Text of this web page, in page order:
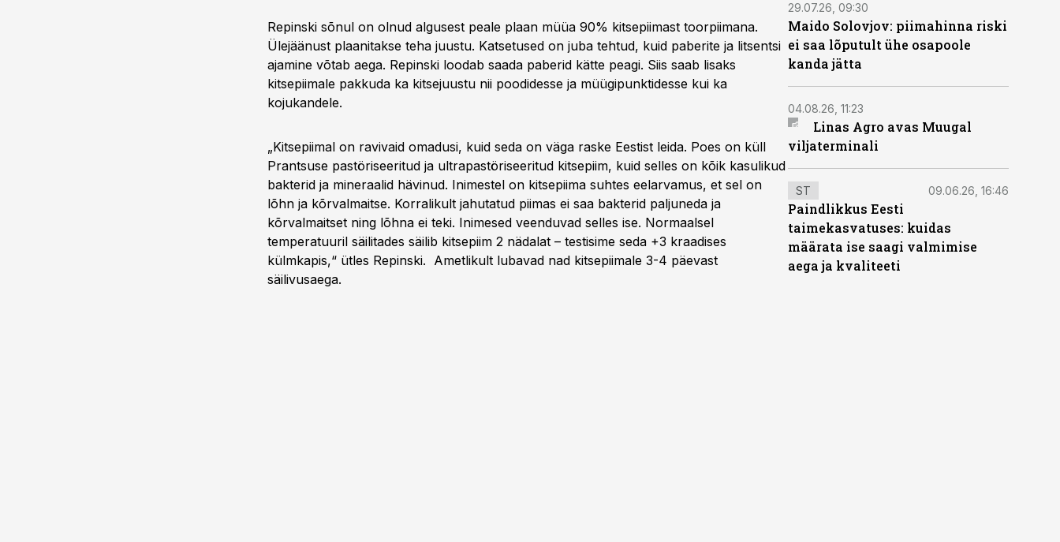
Repinski sõnul on olnud algusest peale plaan müüa 90% kitsepiimast toorpiimana.
Ülejäänust plaanitakse teha juustu. Katsetused on juba tehtud, kuid paberite ja litsentsi
ajamine võtab aega. Repinski loodab saada paberid kätte peagi. Siis saab lisaks
kitsepiimale pakkuda ka kitsejuustu nii poodidesse ja müügipunktidesse kui ka
kojukandele.
„Kitsepiimal on ravivaid omadusi, kuid seda on väga raske Eestist leida. Poes on küll
Prantsuse pastöriseeritud ja ultrapastöriseeritud kitsepiim, kuid selles on kõik kasulikud
bakterid ja mineraalid hävinud. Inimestel on kitsepiima suhtes eelarvamus, et sel on
lõhn ja kõrvalmaitse. Korralikult jahutatud piimas ei saa bakterid paljuneda ja
kõrvalmaitset ning lõhna ei teki. Inimesed veenduvad selles ise. Normaalsel
temperatuuril säilitades säilib kitsepiim 2 nädalat – testisime seda +3 kraadises
külmkapis,“ ütles Repinski. Ametlikult lubavad nad kitsepiimale 3-4 päevast
säilivusaega.
29.07.26, 09:30
Maido Solovjov: piimahinna riski
ei saa lõputult ühe osapoole
kanda jätta
04.08.26, 11:23
Linas Agro avas Muugal
viljaterminali
ST 09.06.26, 16:46
Paindlikkus Eesti
taimekasvatuses: kuidas
määrata ise saagi valmimise
aega ja kvaliteeti